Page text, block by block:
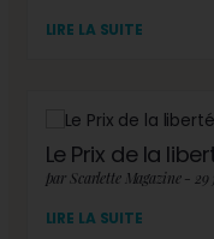
LIRE LA SUITE
Le Prix de la
par
LIRE LA SUITE